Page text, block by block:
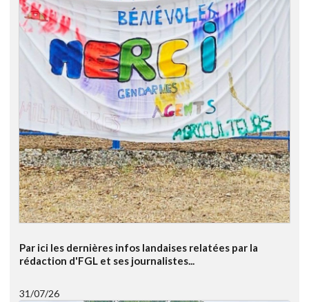
Par ici les dernières infos landaises relatées par la
rédaction d'FGL et ses journalistes...
31/07/26